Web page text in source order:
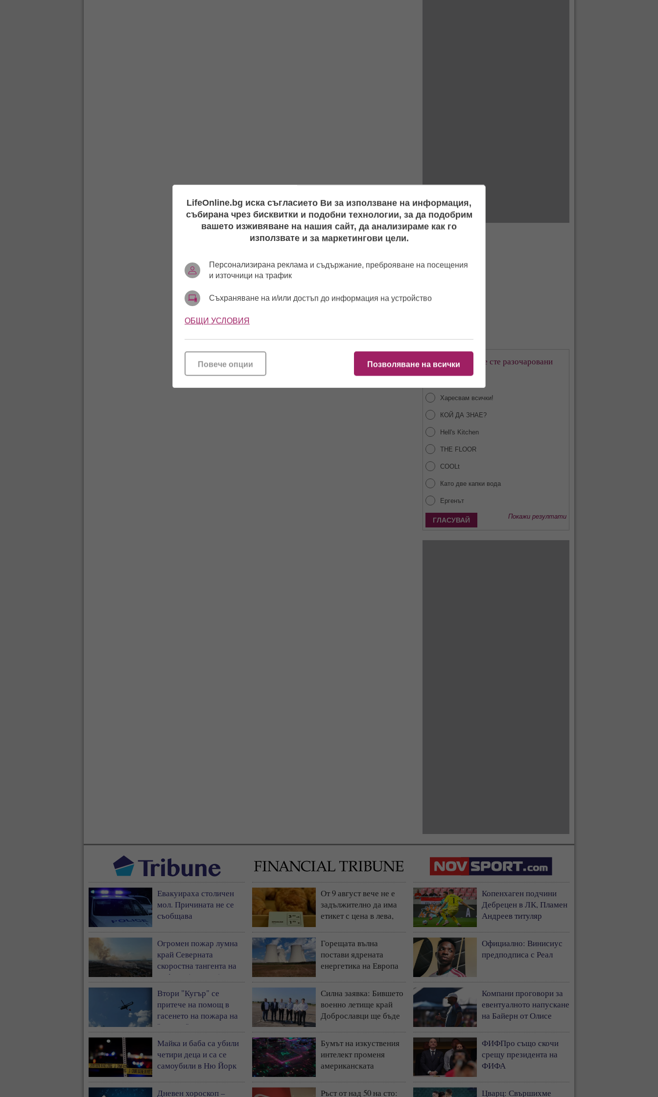
От кое предаване сте разочаровани
Харесвам всички!
КОЙ ДА ЗНАЕ?
Hell's Kitchen
THE FLOOR
COOLt
Като две капки вода
Ергенът
Покажи резултати
Евакуираха столичен
мол. Причината не се
съобщава
Огромен пожар лумна
край Северната
скоростна тангента на
София - (ВИДЕО)
Втори "Кугър" се
притече на помощ в
гасенето на пожара на
"Тракия"
Майка и баба са убили
четири деца и са се
самоубили в Ню Йорк
Дневен хороскоп –
От 9 август вече не е
задължително да има
етикет с цена в лева,
Горещата вълна
постави ядрената
енергетика на Европа
Силна заявка: Бившето
военно летище край
Доброславци ще бъде
технологичен център
(СНИМКИ + ВИДЕО)
Бумът на изкуствения
интелект променя
американската
неузнаваемост
Ръст от над 50 на сто:
Копенхаген подчини
Дебрецен в ЛК, Пламен
Андреев титуляр
Официално: Винисиус
предподписа с Реал
Компани проговори за
евентуалното напускане
на Байерн от Олисе
ФИФПро също скочи
срещу президента на
ФИФА
Цварц: Свършихме
LifeOnline.bg иска съгласието Ви за използване на информация,
събирана чрез бисквитки и подобни технологии, за да подобрим
вашето изживяване на нашия сайт, да анализираме как го
използвате и за маркетингови цели.
Персонализирана реклама и съдържание, преброяване на посещения
и източници на трафик
Съхраняване на и/или достъп до информация на устройство
ОБЩИ УСЛОВИЯ
Позволяване на всички
Повече опции